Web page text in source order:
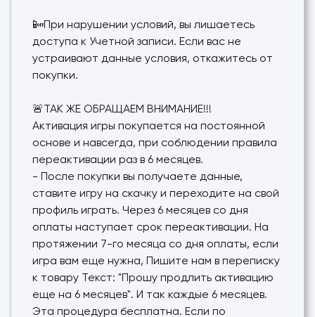
📴При нарушении условий, вы лишаетесь
доступа к Учетной записи. Если вас не
устраивают данные условия, откажитесь от
покупки.
🚨ТАК ЖЕ ОБРАЩАЕМ ВНИМАНИЕ!!!
Активация игры покупается на постоянной
основе и навсегда, при соблюдении правила
переактивации раз в 6 месяцев.
- После покупки вы получаете данные,
ставите игру на скачку и переходите на свой
профиль играть. Через 6 месяцев со дня
оплаты наступает срок переактивации. На
протяжении 7-го месяца со дня оплаты, если
игра вам еще нужна, Пишите нам в переписку
к товару Текст: "Прошу продлить активацию
еще на 6 месяцев". И так каждые 6 месяцев.
Эта процедура бесплатна. Если по